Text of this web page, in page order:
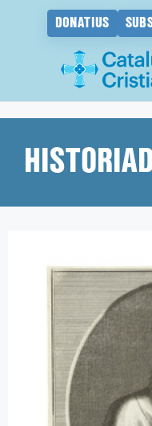
DONATIUS
contingut